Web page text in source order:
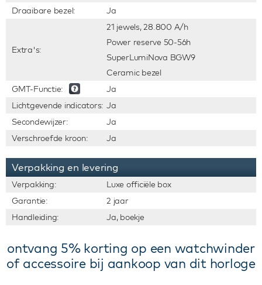
Draaibare bezel: Ja
Extra's:
21 jewels, 28.800 A/h
Power reserve 50-56h
SuperLumiNova BGW9
Ceramic bezel
GMT-Functie:
Ja
Lichtgevende indicators: Ja
Secondewijzer:
Ja
Verschroefde kroon:
Ja
Verpakking en levering
Verpakking:
Luxe officiële box
Garantie:
2 jaar
Handleiding:
Ja, boekje
ontvang 5% korting op een watchwinder
of accessoire bij aankoop van dit horloge